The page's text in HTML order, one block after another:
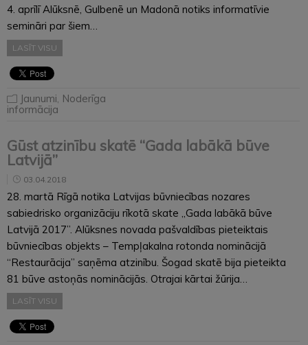
4. aprīlī Alūksnē, Gulbenē un Madonā notiks informatīvie
semināri par šiem…
LASĪT VISU
Jaunumi, Noderīga
informācija
Gūst atzinību skatē “Gada labākā būve
Latvijā”
03.04.2018
28. martā Rīgā notika Latvijas būvniecības nozares
sabiedrisko organizāciju rīkotā skate „Gada labākā būve
Latvijā 2017”. Alūksnes novada pašvaldības pieteiktais
būvniecības objekts – Tempļakalna rotonda nominācijā
“Restaurācija” saņēma atzinību. Šogad skatē bija pieteikta
81 būve astoņās nominācijās. Otrajai kārtai žūrija…
LASĪT VISU